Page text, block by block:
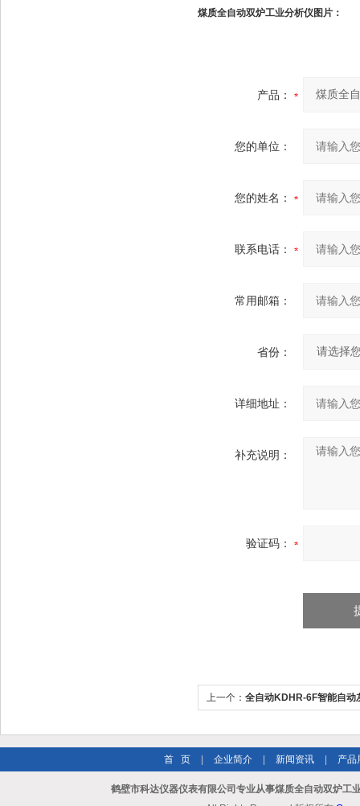
煤质全自动双炉工业分析仪图片：
产品：
您的单位：
您的姓名：
联系电话：
常用邮箱：
省份：
详细地址：
补充说明：
验证码：
上一个： 全自动KDHR-6F智能自动
首 页 企业简介 新闻资讯 产品
鹤壁市科达仪器仪表有限公司专业从事煤质全自动双炉工